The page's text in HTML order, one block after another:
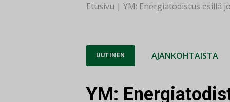
Etusivu | YM: Energiatodistus esillä
UUTINEN AJANKOHTAISTA
YM: